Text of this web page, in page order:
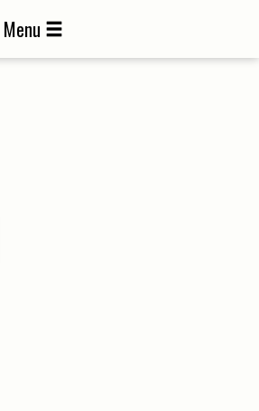
Menu